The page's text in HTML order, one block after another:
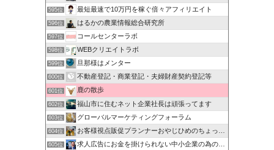
595位 最短最速で10万円を稼ぐ倍々アフィリエイト
596位 はるかの農業情報総合研究所
597位 コールセンターラボ
598位 WEBクリエイトラボ
599位 旦那様はメンター
600位 不動産登記・商業登記・夫婦財産契約登記等
601位 鹿の散歩
602位 福山市に住むネット企業社長は頑張ってます
603位 グローバルマーケティングフォーラム
604位 お客様視点販促プランナーおやじひめのちょっとタメになる話
605位 求人広告にお金を掛けられない中小企業の為の【0円求人採用術】